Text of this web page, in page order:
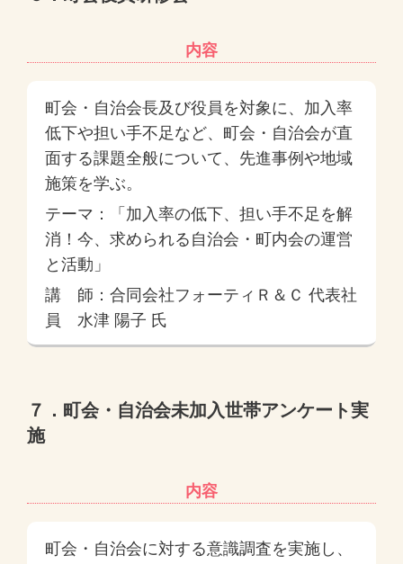
内容
町会・自治会長及び役員を対象に、加入率
低下や担い手不足など、町会・自治会が直
面する課題全般について、先進事例や地域
施策を学ぶ。
テーマ：「加入率の低下、担い手不足を解
消！今、求められる自治会・町内会の運営
と活動」
講 師：合同会社フォーティＲ＆Ｃ 代表社
員 水津 陽子 氏
７．町会・自治会未加入世帯アンケート実
施
内容
町会・自治会に対する意識調査を実施し、